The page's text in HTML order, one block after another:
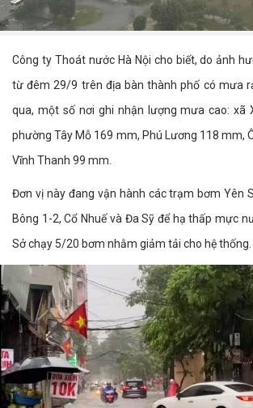
Công ty Thoát nước Hà Nội cho biết, do ảnh
từ đêm 29/9 trên địa bàn thành phố có mưa
qua, một số nơi ghi nhận lượng mưa cao: xã
phường Tây Mỗ 169 mm, Phú Lương 118 mm,
Vĩnh Thanh 99 mm.
Đơn vị này đang vận hành các trạm bơm Yên
Bông 1-2, Cổ Nhuế và Đa Sỹ để hạ thấp mực
Sở chạy 5/20 bơm nhằm giảm tải cho hệ thống.